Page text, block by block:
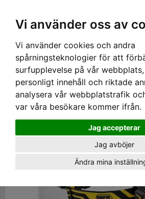
Vi använder oss av
Vi använder cookies och andra
spårningsteknologier för att
surfupplevelse på vår
personligt innehåll och riktade
analysera vår webbplatstrafik
var våra besökare kommer ifrån.
Jag accepterar
Jag avböjer
Ändra mina
Hem ›VERKTYG›LAMPOR› PANNLAMPOR
Pannlampor
Visa filter